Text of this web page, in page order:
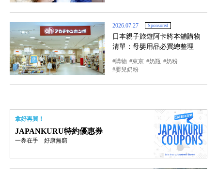
2026.07.27 Sponsored
日本親子旅遊阿卡將本舖購物
清單：母嬰用品必買總整理
購物 東京 奶瓶
奶粉
嬰兒奶粉
拿好再買！
JAPANKURU特約優惠券
一券在手 好康無窮